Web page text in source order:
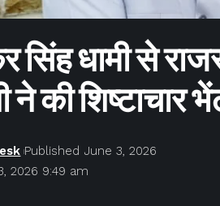
सिंह धामी से
ने की शिष्टाचार
2026 9:49 am
Published June 3, 2026